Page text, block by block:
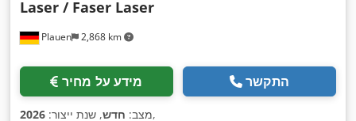
Plauen 2,868 km
Laser / Faser Laser
מידע על מחיר התקשר
מצב: חדש, שנת ייצור: 2026 ,